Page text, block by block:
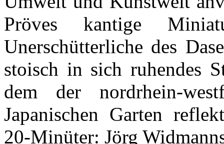
Pröves kantige
Unerschütterliche des
stoisch in sich ruhendes
dem der nordrhein-
Japanischen Garten
20-Minüter: Jörg